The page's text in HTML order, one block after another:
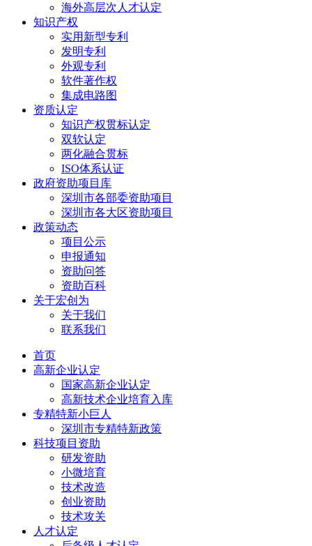
海外高层次人才认定
知识产权
实用新型专利
发明专利
外观专利
软件著作权
集成电路图
资质认定
知识产权贯标认定
双软认定
两化融合贯标
ISO体系认证
政府资助项目库
深圳市各部委资助项目
深圳市各大区资助项目
政策动态
项目公示
申报通知
资助问答
资助百科
关于宏创为
关于我们
联系我们
首页
高新企业认定
国家高新企业认定
高新技术企业培育入库
专精特新小巨人
深圳市专精特新政策
科技项目资助
研发资助
小微培育
技术改造
创业资助
技术攻关
人才认定